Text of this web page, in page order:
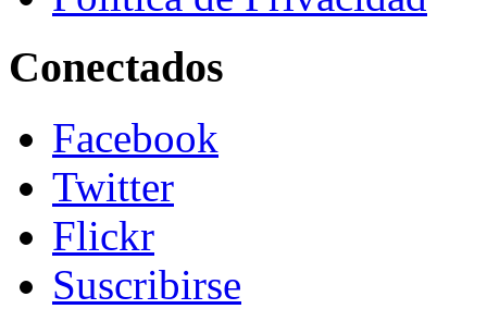
Conectados
Facebook
Twitter
Flickr
Suscribirse